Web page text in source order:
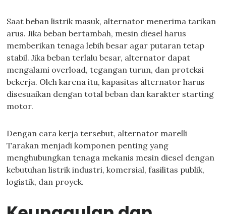
Saat beban listrik masuk, alternator menerima tarikan
arus. Jika beban bertambah, mesin diesel harus
memberikan tenaga lebih besar agar putaran tetap
stabil. Jika beban terlalu besar, alternator dapat
mengalami overload, tegangan turun, dan proteksi
bekerja. Oleh karena itu, kapasitas alternator harus
disesuaikan dengan total beban dan karakter starting
motor.
Dengan cara kerja tersebut, alternator marelli
Tarakan menjadi komponen penting yang
menghubungkan tenaga mekanis mesin diesel dengan
kebutuhan listrik industri, komersial, fasilitas publik,
logistik, dan proyek.